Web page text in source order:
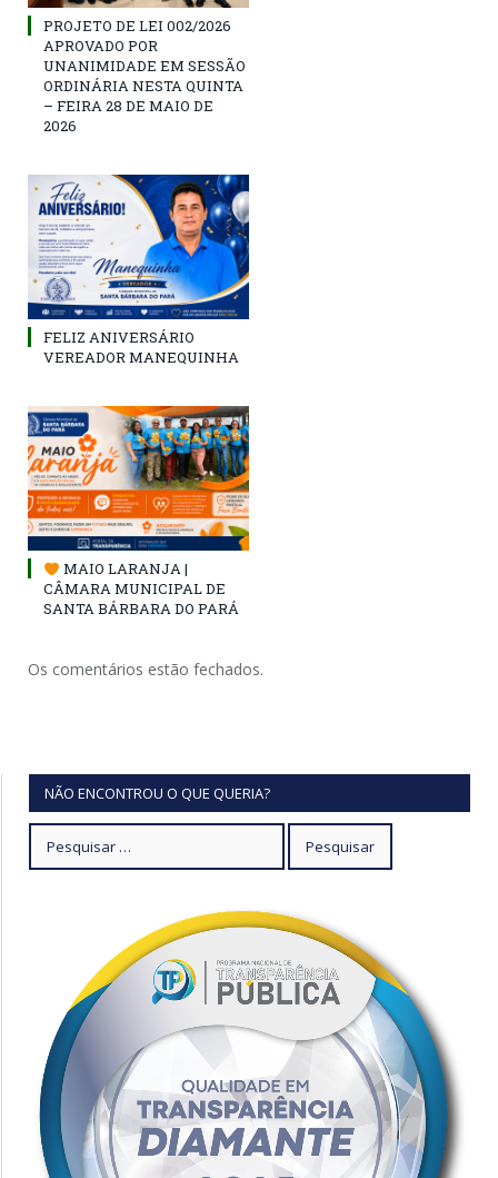
PROJETO DE LEI 002/2026
APROVADO POR
UNANIMIDADE EM SESSÃO
ORDINÁRIA NESTA QUINTA
– FEIRA 28 DE MAIO DE
2026
FELIZ ANIVERSÁRIO
VEREADOR MANEQUINHA
MAIO LARANJA |
CÂMARA MUNICIPAL DE
SANTA BÁRBARA DO PARÁ
Os comentários estão fechados.
NÃO ENCONTROU O QUE QUERIA?